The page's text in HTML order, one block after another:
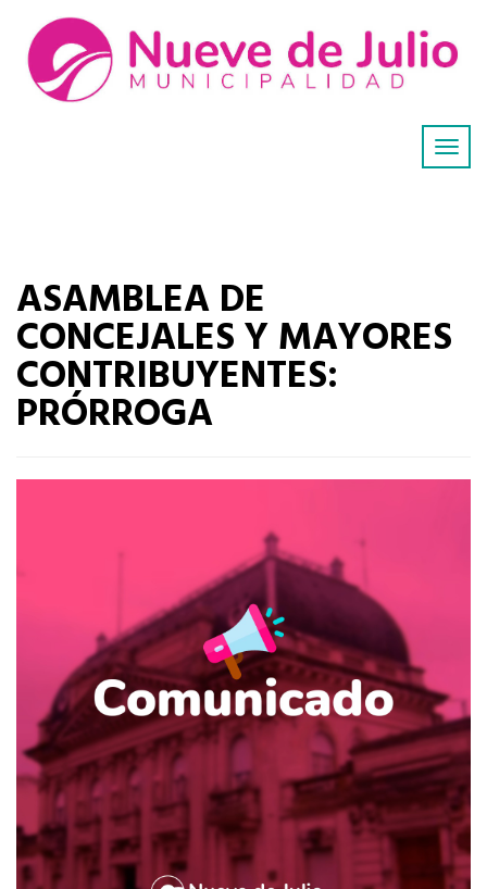
ASAMBLEA DE
CONCEJALES Y MAYORES
CONTRIBUYENTES:
PRÓRROGA